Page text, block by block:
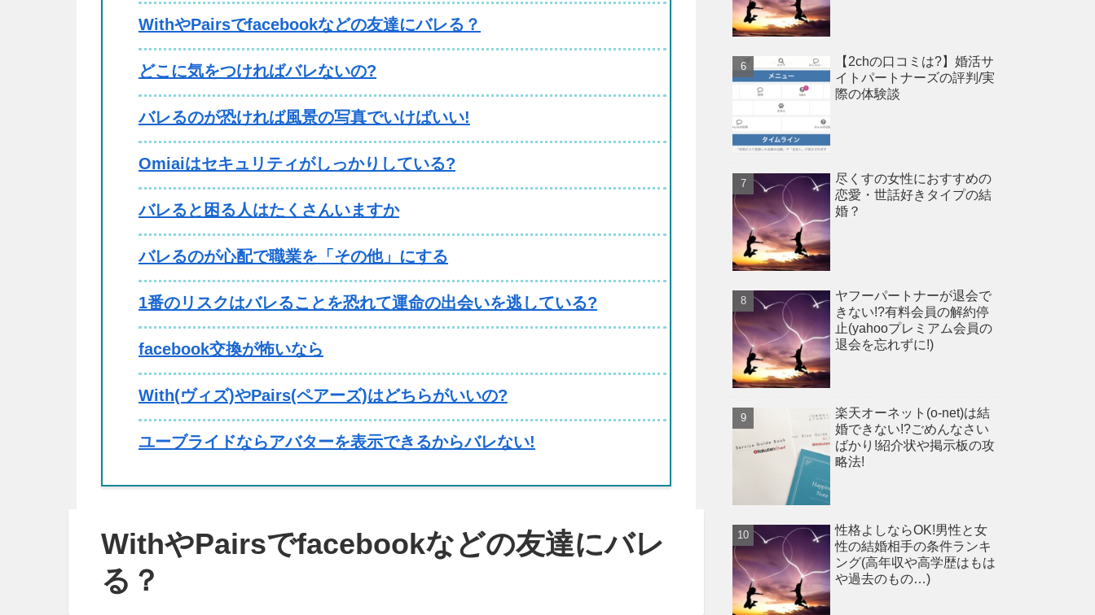
WithやPairsでfacebookなどの友達にバレる？
どこに気をつければバレないの?
バレるのが恐ければ風景の写真でいけばいい!
Omiaiはセキュリティがしっかりしている?
バレると困る人はたくさんいますか
バレるのが心配で職業を「その他」にする
1番のリスクはバレることを恐れて運命の出会いを逃している?
facebook交換が怖いなら
With(ヴィズ)やPairs(ペアーズ)はどちらがいいの?
ユーブライドならアバターを表示できるからバレない!
WithやPairsでfacebookなどの友達にバレ
る？
【2chの口コミは?】婚活サ
イトパートナーズの評判/実
際の体験談
尽くすの女性におすすめの
恋愛・世話好きタイプの結
婚？
ヤフーパートナーが退会で
きない!?有料会員の解約停
止(yahooプレミアム会員の
退会を忘れずに!)
楽天オーネット(o-net)は結
婚できない!?ごめんなさい
ばかり!紹介状や掲示板の攻
略法!
性格よしならOK!男性と女
性の結婚相手の条件ランキ
ング(高年収や高学歴はもは
や過去のもの…)